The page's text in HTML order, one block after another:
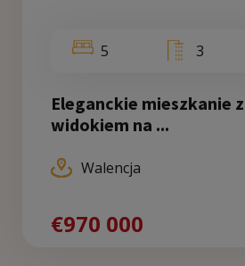
5 3
Eleganckie mieszkanie
widokiem na ...
Walencja
€970 000